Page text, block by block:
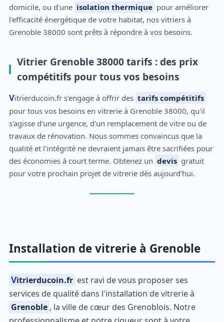
domicile, ou d'une isolation thermique pour améliorer
l'efficacité énergétique de votre habitat, nos vitriers à
Grenoble 38000 sont prêts à répondre à vos besoins.
Vitrier Grenoble 38000 tarifs : des prix
compétitifs pour tous vos besoins
Vitrierducoin.fr s'engage à offrir des tarifs compétitifs
pour tous vos besoins en vitrerie à Grenoble 38000, qu'il
s'agisse d'une urgence, d'un remplacement de vitre ou de
travaux de rénovation. Nous sommes convaincus que la
qualité et l'intégrité ne devraient jamais être sacrifiées pour
des économies à court terme. Obtenez un devis gratuit
pour votre prochain projet de vitrerie dès aujourd'hui.
Installation de vitrerie à Grenoble
Vitrierducoin.fr est ravi de vous proposer ses
services de qualité dans l'installation de vitrerie à
Grenoble , la ville de cœur des Grenoblois. Notre